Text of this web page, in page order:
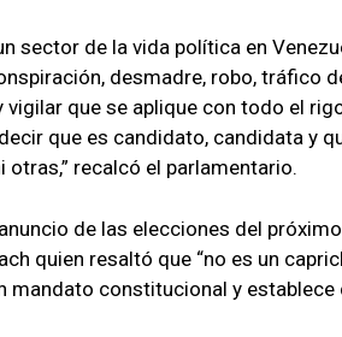
sector de la vida política en
desmadre, robo, tráfico
que se aplique con todo el
que es candidato, candidata y
recalcó el parlamentario.
de las elecciones del
quien resaltó que “no es un
mandato constitucional y establece